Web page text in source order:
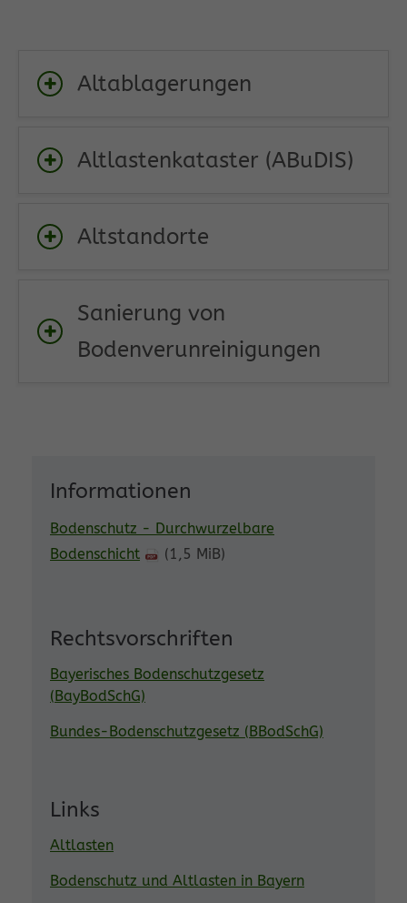
Altablagerungen
Altlastenkataster (ABuDIS)
Altstandorte
Sanierung von
Bodenverunreinigungen
Informationen
Bodenschutz - Durchwurzelbare
Bodenschicht
(1,5 MiB)
Rechtsvorschriften
Bayerisches Bodenschutzgesetz
(BayBodSchG)
Bundes-Bodenschutzgesetz (BBodSchG)
Links
Altlasten
Bodenschutz und Altlasten in Bayern